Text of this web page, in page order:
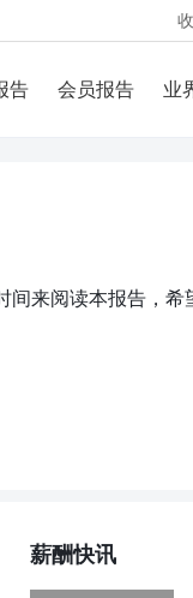
告 会员报告 业
间来阅读本报告，
薪酬快讯